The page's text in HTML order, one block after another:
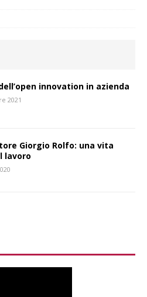
innovation in azienda
2021
Giorgio Rolfo: una vita
lavoro